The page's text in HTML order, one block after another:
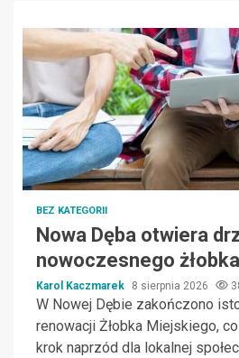
BEZ KATEGORII
Nowa Dęba otwiera
nowoczesnego
Karol Kaczmarek 8 sierpnia 2026
W Nowej Dębie zakończono
renowacji Żłobka Miejskiego,
krok naprzód dla lokalnej